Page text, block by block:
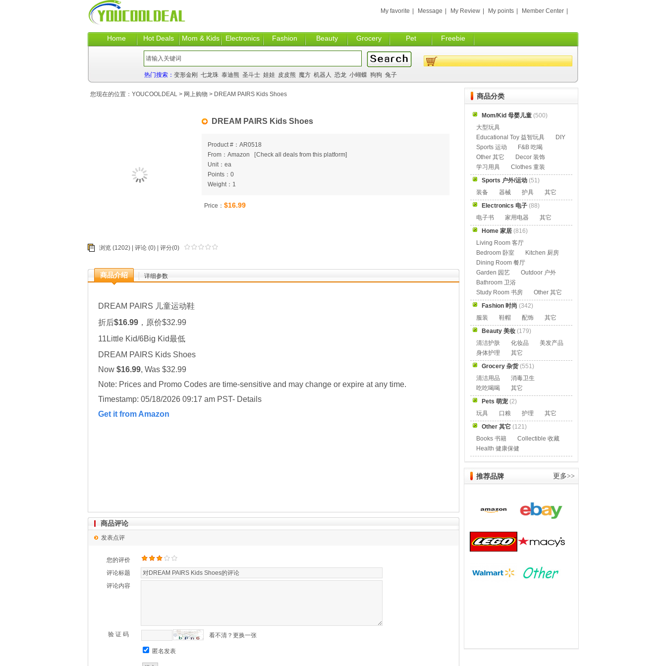
Home Hot Deals Mom & Kids Electronics Fashion Beauty Grocery Pet Freebie
My favorite Message My Review My points Member Center
热门搜索： 变形金刚 七龙珠 泰迪熊 圣斗士 娃娃 皮皮熊 魔方 机器人 恐龙 小蝴蝶 狗狗 兔子
DREAM PAIRS Kids Shoes
Product #：AR0518
From：Amazon
[Check all deals from this platform]
Unit：ea
Points：0
Weight：1
Price： $16.99
浏览 (1202) | 评论 (0) | 评分(0)
商品介绍 详细参数
DREAM PAIRS 儿童运动鞋
折后$16.99 ，原价$32.99
11Little Kid/6Big Kid最低
DREAM PAIRS Kids Shoes
Now $16.99, Was $32.99
Note: Prices and Promo Codes are time-sensitive and may change or expire at any time.
Timestamp: 05/18/2026 09:17 am PST- Details
Get it from Amazon
您现在的位置： YOUCOOLDEAL > 网上购物 > DREAM PAIRS Kids Shoes
商品评论
发表点评
您的评价
评论标题
评论内容
验 证 码 看不清？更换一张
匿名发表
商品分类
Mom/Kid 母婴儿童 (500)
大型玩具
Educational Toy 益智玩具
DIY
Sports 运动
F&B 吃喝
Other 其它
Decor 装饰
学习用具
Clothes 童装
Sports 户外/运动 (51)
装备
器械 护具
其它
Electronics 电子 (88)
电子书
家用电器
其它
Home 家居 (816)
Living Room 客厅
Bedroom 卧室
Kitchen 厨房
Dining Room 餐厅
Garden 园艺
Outdoor 户外
Bathroom 卫浴
Study Room 书房
Other 其它
Fashion 时尚 (342)
服装
鞋帽 配饰
其它
Beauty 美妆 (179)
清洁护肤
化妆品
美发产品
身体护理
其它
Grocery 杂货(551)
清洁用品
消毒卫生
吃吃喝喝
其它
Pets 萌宠 (2)
玩具
口粮 护理
其它
Other 其它 (121)
Books 书籍
Collectible 收藏
Health 健康保健
推荐品牌 更多>>